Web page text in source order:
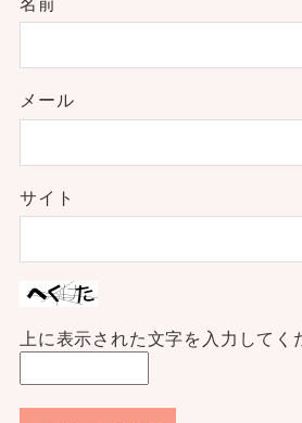
メール
サイト
上に表示された文字を入力してく